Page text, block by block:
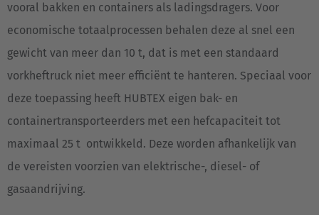
vooral bakken en containers als ladingsdragers. Voor
economische totaalprocessen behalen deze al snel een
gewicht van meer dan 10 t, dat is met een standaard
vorkheftruck niet meer efficiënt te hanteren. Speciaal voor
deze toepassing heeft HUBTEX eigen bak- en
containertransporteerders met een hefcapaciteit tot
maximaal 25 t ontwikkeld. Deze worden afhankelijk van
de vereisten voorzien van elektrische-, diesel- of
gasaandrijving.